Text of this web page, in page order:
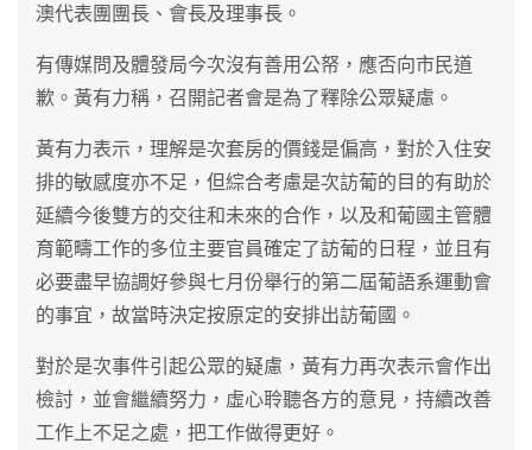
澳代表團團長、會長及理事長。
有傳媒問及體發局今次沒有善用公帑，應否向市民道
歉。黃有力稱，召開記者會是為了釋除公眾疑慮。
黃有力表示，理解是次套房的價錢是偏高，對於入住安
排的敏感度亦不足，但綜合考慮是次訪葡的目的有助於
延續今後雙方的交往和未來的合作，以及和葡國主管體
育範疇工作的多位主要官員確定了訪葡的日程，並且有
必要盡早協調好參與七月份舉行的第二屆葡語系運動會
的事宜，故當時決定按原定的安排出訪葡國。
對於是次事件引起公眾的疑慮，黃有力再次表示會作出
檢討，並會繼續努力，虛心聆聽各方的意見，持續改善
工作上不足之處，把工作做得更好。